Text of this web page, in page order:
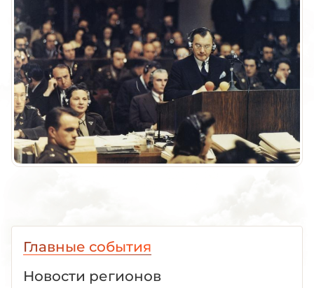
Главные события
Новости регионов